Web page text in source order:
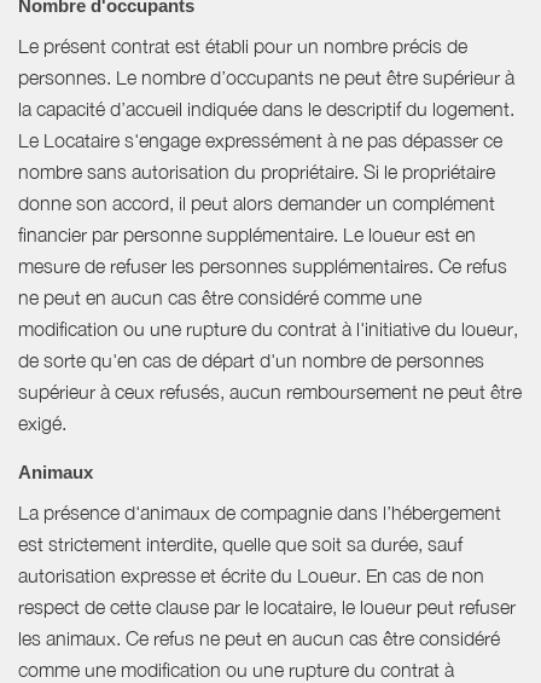
Nombre d'occupants
Le présent contrat est établi pour un nombre précis de
personnes. Le nombre d’occupants ne peut être supérieur à
la capacité d’accueil indiquée dans le descriptif du logement.
Le Locataire s'engage expressément à ne pas dépasser ce
nombre sans autorisation du propriétaire. Si le propriétaire
donne son accord, il peut alors demander un complément
financier par personne supplémentaire. Le loueur est en
mesure de refuser les personnes supplémentaires. Ce refus
ne peut en aucun cas être considéré comme une
modification ou une rupture du contrat à l'initiative du loueur,
de sorte qu'en cas de départ d'un nombre de personnes
supérieur à ceux refusés, aucun remboursement ne peut être
exigé.
Animaux
La présence d'animaux de compagnie dans l’hébergement
est strictement interdite, quelle que soit sa durée, sauf
autorisation expresse et écrite du Loueur. En cas de non
respect de cette clause par le locataire, le loueur peut refuser
les animaux. Ce refus ne peut en aucun cas être considéré
comme une modification ou une rupture du contrat à